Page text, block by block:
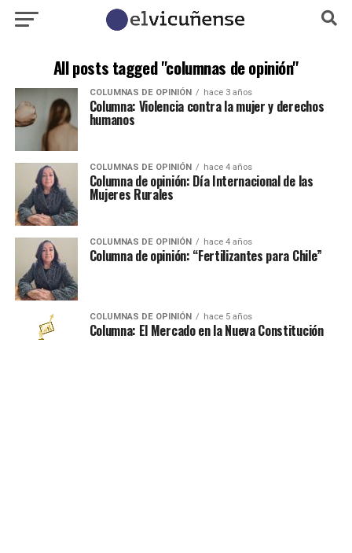
All posts tagged "columnas de opinión"
COLUMNAS DE OPINIÓN hace 3 años
Columna: Violencia contra la mujer y derechos
humanos
COLUMNAS DE OPINIÓN hace 4 años
Columna de opinión: Día Internacional de las
Mujeres Rurales
COLUMNAS DE OPINIÓN hace 4 años
Columna de opinión: “Fertilizantes para Chile”
COLUMNAS DE OPINIÓN hace 5 años
Columna: El Mercado en la Nueva Constitución